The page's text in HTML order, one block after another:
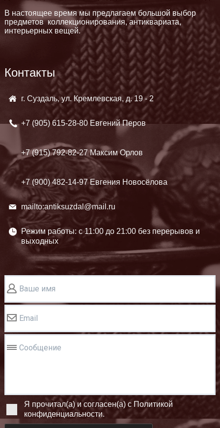
В настоящее время мы предлагаем большой выбор
предметов коллекционирования, антиквариата,
интерьерных вещей.
Контакты
г. Суздаль, ул. Кремлевская, д. 19 - 2
+7 (905)615-28-80 Евгений Перов
+7 (915)792-82-27 Максим Орлов
+7 (900)482-14-97 Евгения Новосёлова
mailto:antiksuzdal@mail.ru
Режим работы: c 11:00 до 21:00 без перерывов и
выходных
Ваше имя
Email
Сообщение
Я прочитал(а) и согласен(а) с Политикой
конфиденциальности.